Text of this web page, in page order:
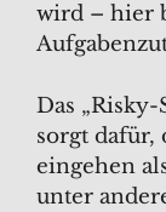
wird – hier
Das
sorgt dafür,
eingehen
unter